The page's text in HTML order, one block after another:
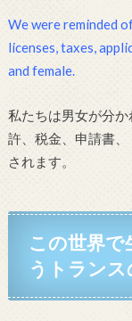
We were reminded
licenses, taxes,
and female.
私たちは男女が分
許、税金、申請書
されます。
この世界で
うトラン